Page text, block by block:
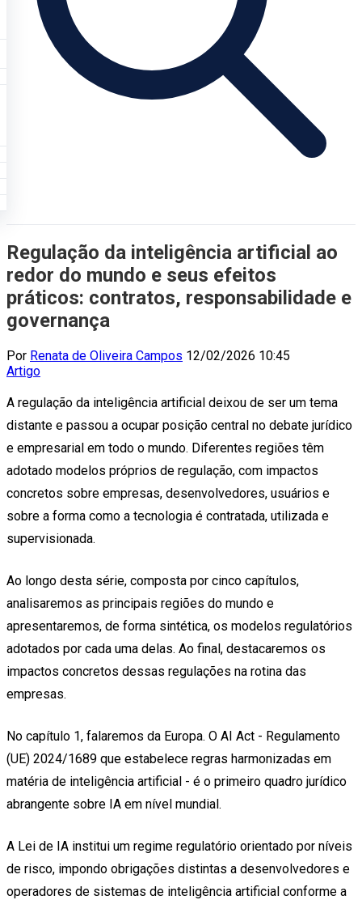
Regulação da inteligência artificial ao
redor do mundo e seus efeitos
práticos: contratos, responsabilidade e
governança
Por Renata de Oliveira Campos 12/02/2026 10:45
Artigo
A regulação da inteligência artificial deixou de ser um tema
distante e passou a ocupar posição central no debate jurídico
e empresarial em todo o mundo. Diferentes regiões têm
adotado modelos próprios de regulação, com impactos
concretos sobre empresas, desenvolvedores, usuários e
sobre a forma como a tecnologia é contratada, utilizada e
supervisionada.
Ao longo desta série, composta por cinco capítulos,
analisaremos as principais regiões do mundo e
apresentaremos, de forma sintética, os modelos regulatórios
adotados por cada uma delas. Ao final, destacaremos os
impactos concretos dessas regulações na rotina das
empresas.
No capítulo 1, falaremos da Europa. O AI Act - Regulamento
(UE) 2024/1689 que estabelece regras harmonizadas em
matéria de inteligência artificial - é o primeiro quadro jurídico
abrangente sobre IA em nível mundial.
A Lei de IA institui um regime regulatório orientado por níveis
de risco, impondo obrigações distintas a desenvolvedores e
operadores de sistemas de inteligência artificial conforme a